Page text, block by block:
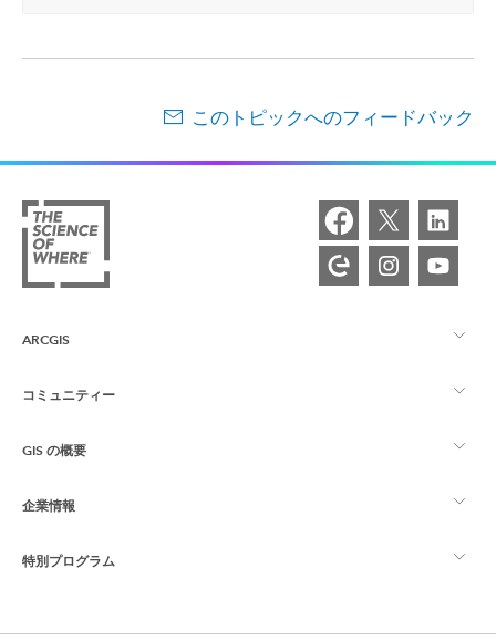
このトピックへのフィードバック
ARCGIS
ArcGIS の概要
マッピング
コミュニティー
Esri Community
ArcGIS ブログ
GIS の概要
GIS とは
ロケーション インテリジェンス
トレーニング
企業情報
Esri について
特別プログラム